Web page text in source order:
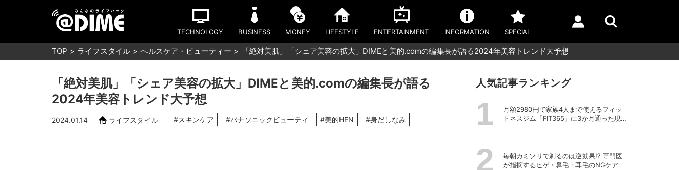
TECHNOLOGY BUSINESS MONEY LIFESTYLE ENTERTAINMENT INFORMATION SPECIAL
TOP ライフスタイル ヘルスケア・ビューティー 「絶対美肌」「シェア美容の拡大」DIMEと美的.comの編集長が語る2024年美容トレンド大予想
「絶対美肌」「シェア美容の拡大」DIMEと美的.comの編集長が語る
2024年美容トレンド大予想
2024.01.14 ライフスタイル #スキンケア #パナソニックビューティ #美的HEN #身だしなみ
人気記事ランキング
月額2980円で家族4人まで使えるフィッ
トネスジム「FIT365」に3か月通った現在
毎朝カミソリで剃るのは逆効果!? 専門医
が指摘するヒゲ・鼻毛・耳毛のNGケア